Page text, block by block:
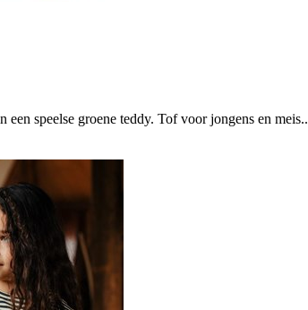
speelse groene teddy. Tof voor jongens en meis..